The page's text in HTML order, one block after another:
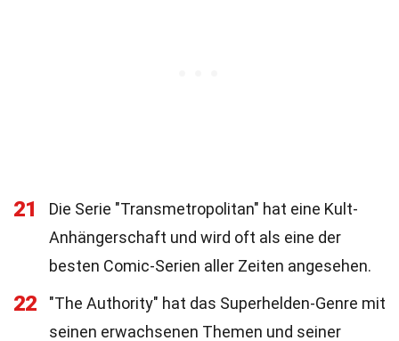
21
Die Serie "Transmetropolitan" hat eine Kult-
Anhängerschaft und wird oft als eine der
besten Comic-Serien aller Zeiten angesehen.
22
"The Authority" hat das Superhelden-Genre mit
seinen erwachsenen Themen und seiner